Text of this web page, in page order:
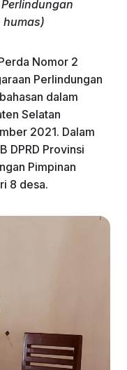
humas)
Nomor 2
Perlindungan
dalam
Selatan
2021. Dalam
DPRD Provinsi
Pimpinan
8 desa.